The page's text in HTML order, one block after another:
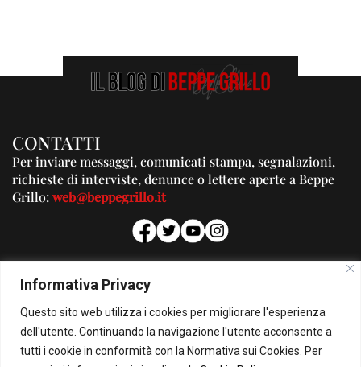
Informativa Privacy
Questo sito web utilizza i cookies per migliorare l'esperienza
dell'utente. Continuando la navigazione l'utente acconsente a
tutti i cookie in conformità con la Normativa sui Cookies. Per
CONTATTI
Per inviare messaggi, comunicati stampa, segnalazioni,
richieste di interviste, denunce o lettere aperte a Beppe
Grillo:web@beppegrillo.it
PUBBLICITA'
Per la tua pubblicità su questo Blog:
pubblicita@beppegrillo.it